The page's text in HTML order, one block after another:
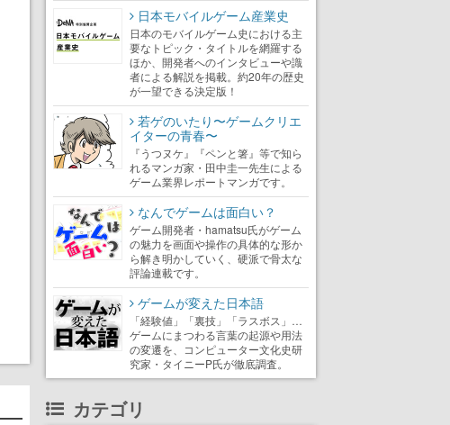
日本モバイルゲーム産業史
日本のモバイルゲーム史における主
要なトピック・タイトルを網羅する
ほか、開発者へのインタビューや識
者による解説を掲載。約20年の歴史
が一望できる決定版！
若ゲのいたり〜ゲームクリエ
イターの青春〜
『うつヌケ』『ペンと箸』等で知ら
れるマンガ家・田中圭一先生による
ゲーム業界レポートマンガです。
なんでゲームは面白い？
ゲーム開発者・hamatsu氏がゲーム
の魅力を画面や操作の具体的な形か
ら解き明かしていく、硬派で骨太な
評論連載です。
ゲームが変えた日本語
「経験値」「裏技」「ラスボス」…
ゲームにまつわる言葉の起源や用法
の変遷を、コンピューター文化史研
究家・タイニーP氏が徹底調査。
カテゴリ